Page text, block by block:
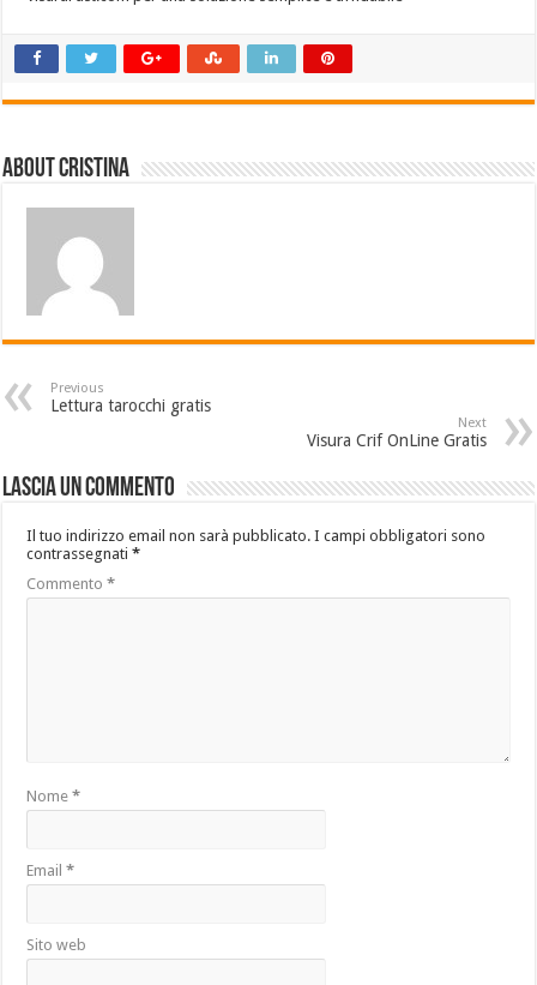
About Cristina
Previous
Lettura tarocchi gratis
Next
Visura Crif OnLine Gratis
Lascia un commento
Il tuo indirizzo email non sarà pubblicato. I campi obbligatori sono
contrassegnati*
Commento*
Nome*
Email*
Sito web